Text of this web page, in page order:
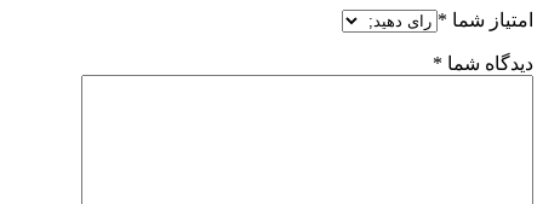
امتیاز شما *
دیدگاه شما *